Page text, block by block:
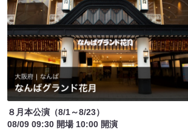
８月本公演（8/1～8/23）
08/09 09:30 開場 10:00 開演